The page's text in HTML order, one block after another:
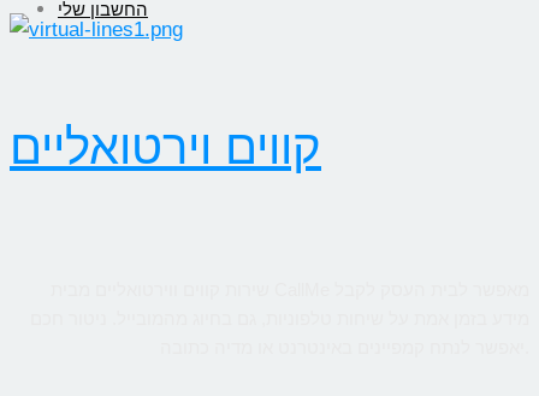
החשבון שלי
קווים וירטואליים